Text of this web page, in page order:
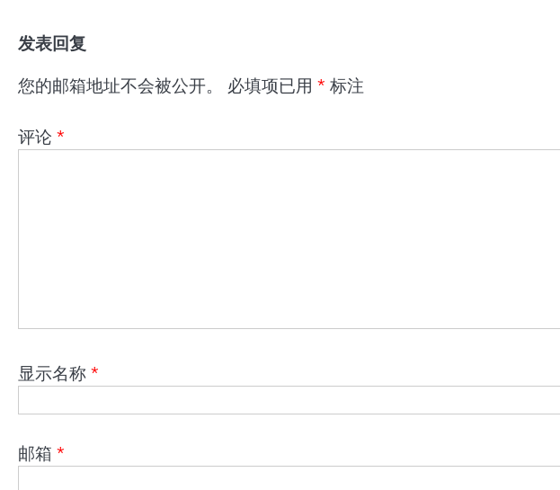
发表回复
您的邮箱地址不会被公开。
必填项已用 * 标注
评论 *
显示名称 *
邮箱 *